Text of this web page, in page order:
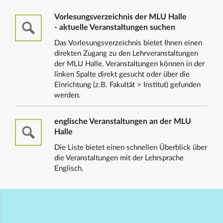
Vorlesungsverzeichnis der MLU Halle
- aktuelle Veranstaltungen suchen
Das Vorlesungsverzeichnis bietet Ihnen einen
direkten Zugang zu den Lehrveranstaltungen
der MLU Halle. Veranstaltungen können in der
linken Spalte direkt gesucht oder über die
Einrichtung (z.B. Fakultät > Institut) gefunden
werden.
englische Veranstaltungen an der MLU
Halle
Die Liste bietet einen schnellen Überblick über
die Veranstaltungen mit der Lehrsprache
Englisch.